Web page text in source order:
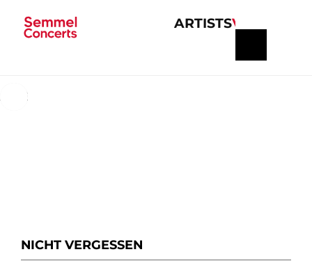
ARTISTS
ALLE INFORMATIONEN IM BLICK
NICHT VERGESSEN